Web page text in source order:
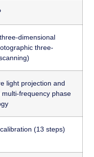
dimensional
three-
light projection and
frequency phase
(13 steps)